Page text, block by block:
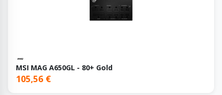
MSI MAG A650GL - 80+ Gold
105,56 €